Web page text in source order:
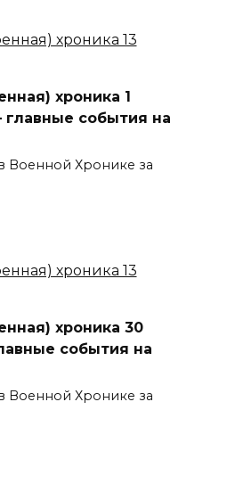
хроника 1
главные события на
Военной Хронике за
хроника 30
события на
Военной Хронике за